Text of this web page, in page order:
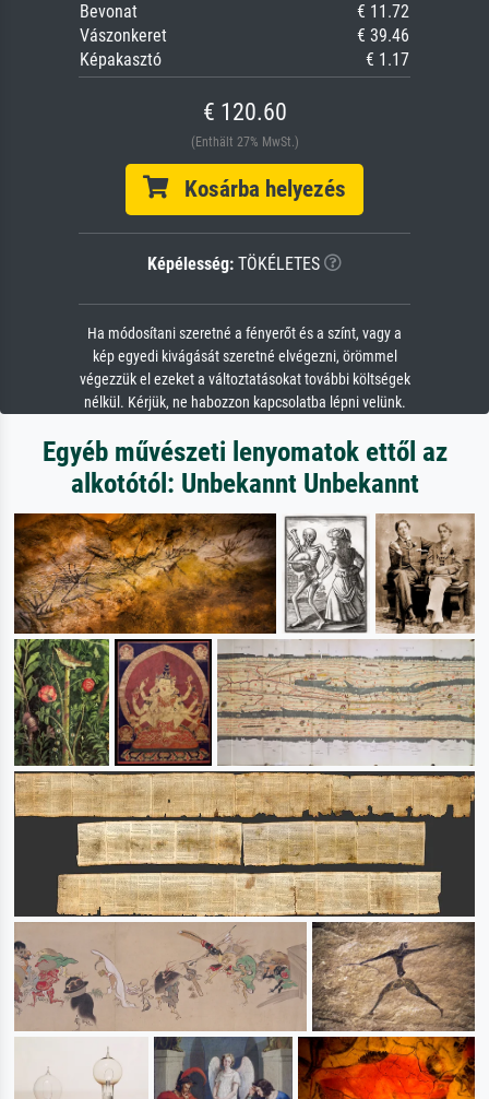
Bevonat
€ 11.72
Vászonkeret
€ 39.46
Képakasztó
€ 1.17
€ 120.60
(Enthält 27% MwSt.)
Kosárba helyezés
Képélesség: TÖKÉLETES
Ha módosítani szeretné a fényerőt és a színt, vagy a
kép egyedi kivágását szeretné elvégezni, örömmel
végezzük el ezeket a változtatásokat további költségek
nélkül. Kérjük, ne habozzon kapcsolatba lépni velünk.
Egyéb művészeti lenyomatok ettől az
alkotótól: Unbekannt Unbekannt